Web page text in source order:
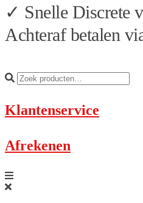
✓ Snelle Discrete
Achteraf betalen
Klantenservice
Afrekenen